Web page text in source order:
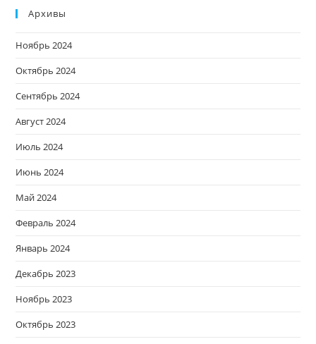
Архивы
Ноябрь 2024
Октябрь 2024
Сентябрь 2024
Август 2024
Июль 2024
Июнь 2024
Май 2024
Февраль 2024
Январь 2024
Декабрь 2023
Ноябрь 2023
Октябрь 2023